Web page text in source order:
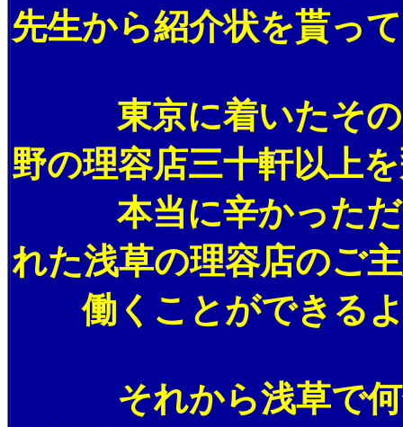
先生から紹介状を貰っ
東京に着いたその日
野の理容店三十軒以上
本当に辛かっただろ
れた浅草の理容店のご
働くことができるよ
それから浅草で何年